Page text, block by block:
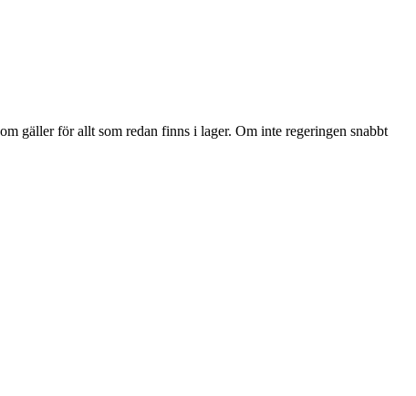
gäller för allt som redan finns i lager. Om inte regeringen snabbt